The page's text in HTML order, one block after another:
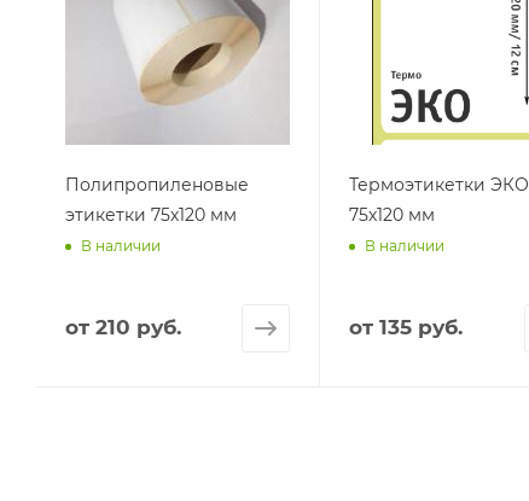
Полипропиленовые
этикетки 75х120 мм
В наличии
от 210 руб.
Термоэтикетки ЭКО
75х120 мм
В наличии
от 135 руб.